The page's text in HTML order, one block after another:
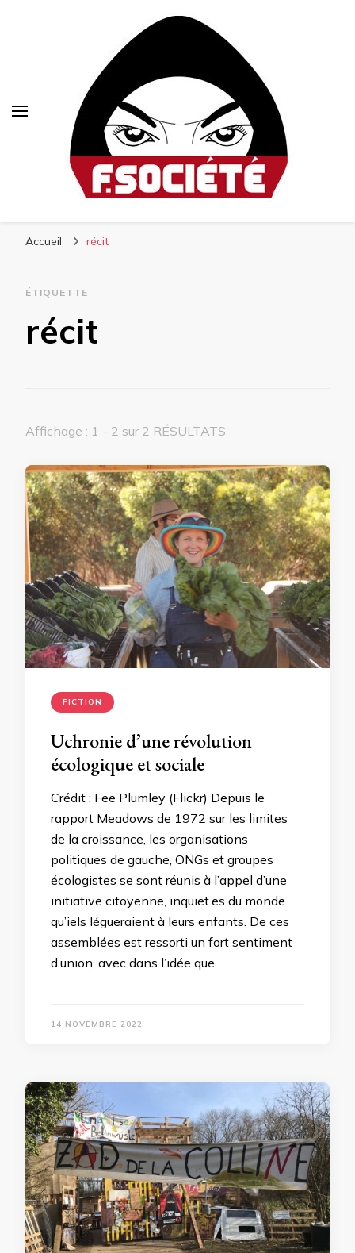
Accueil récit
ÉTIQUETTE
récit
Affichage : 1 - 2 sur 2 RÉSULTATS
FICTION
Uchronie d’une révolution
écologique et sociale
Crédit : Fee Plumley (Flickr) Depuis le
rapport Meadows de 1972 sur les limites
de la croissance, les organisations
politiques de gauche, ONGs et groupes
écologistes se sont réunis à l’appel d’une
initiative citoyenne, inquiet.es du monde
qu’iels légueraient à leurs enfants. De ces
assemblées est ressorti un fort sentiment
d’union, avec dans l’idée que …
14 NOVEMBRE 2022